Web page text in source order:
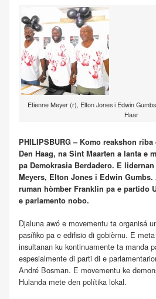
Etienne Meyer (r), Elton Jones i Edwin
Haar
PHILIPSBURG – Komo reakshon
Den Haag, na Sint Maarten a lanta e
pa Demokrasia Berdadero. E lidernan
Meyers, Elton Jones i Edwin Gumbs.
ruman hòmber Franklin pa e partido
e parlamento nobo.
Djaluna awó e movementu ta organisá
pasífiko pa e edifisio di gobièrnu. E
insultanan ku kontinuamente ta manda
espesialmente di parti di e
André Bosman. E movementu ke
Hulanda mete den polítika lokal.